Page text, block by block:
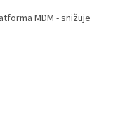
MDM - snižuje